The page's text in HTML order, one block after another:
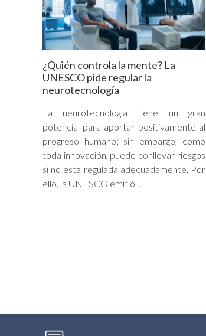
¿Quién controla la mente? La
UNESCO pide regular la
neurotecnología
La neurotecnología tiene un gran
potencial para aportar positivamente al
progreso humano; sin embargo, como
toda innovación, puede conllevar riesgos
si no está regulada adecuadamente. Por
ello, la UNESCO emitió...